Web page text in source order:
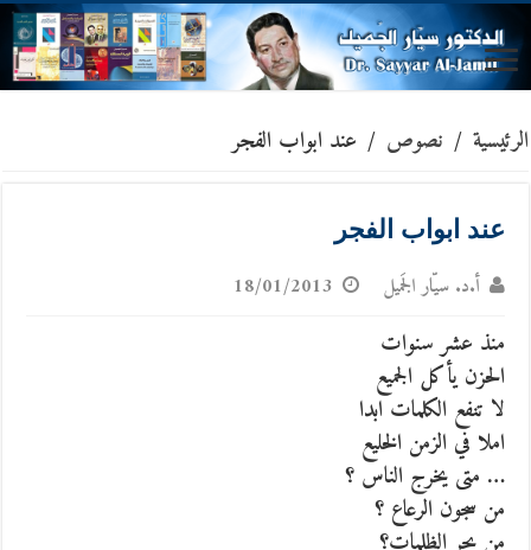
الرئيسية / نصوص / عند ابواب الفجر
عند ابواب الفجر
أ.د. سيّار الجَميل 18/01/2013
منذ عشر سنوات
الحزن يأكل الجميع
لا تنفع الكلمات ابدا
املا في الزمن الخليع
… متى يخرج الناس ؟
من سجون الرعاع ؟